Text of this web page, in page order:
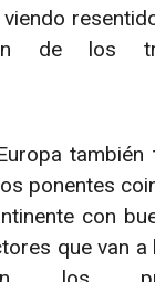
de los
ponentes
con
que van a